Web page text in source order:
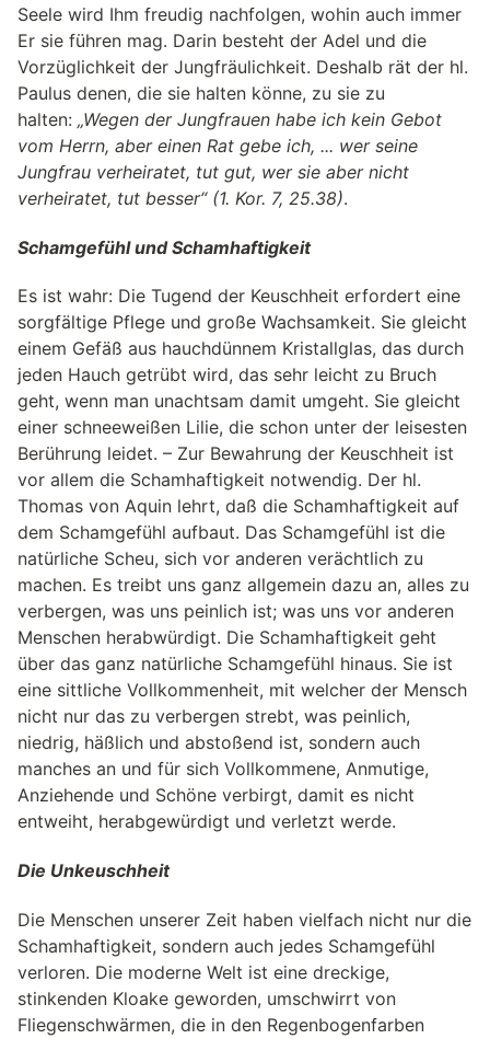
Seele wird Ihm freudig nachfolgen, wohin auch immer
Er sie führen mag. Darin besteht der Adel und die
Vorzüglichkeit der Jungfräulichkeit. Deshalb rät der hl.
Paulus denen, die sie halten könne, zu sie zu
halten: „Wegen der Jungfrauen habe ich kein Gebot
vom Herrn, aber einen Rat gebe ich, ... wer seine
Jungfrau verheiratet, tut gut, wer sie aber nicht
verheiratet, tut besser“ (1. Kor. 7, 25.38).
Schamgefühl und Schamhaftigkeit
Es ist wahr: Die Tugend der Keuschheit erfordert eine
sorgfältige Pflege und große Wachsamkeit. Sie gleicht
einem Gefäß aus hauchdünnem Kristallglas, das durch
jeden Hauch getrübt wird, das sehr leicht zu Bruch
geht, wenn man unachtsam damit umgeht. Sie gleicht
einer schneeweißen Lilie, die schon unter der leisesten
Berührung leidet. – Zur Bewahrung der Keuschheit ist
vor allem die Schamhaftigkeit notwendig. Der hl.
Thomas von Aquin lehrt, daß die Schamhaftigkeit auf
dem Schamgefühl aufbaut. Das Schamgefühl ist die
natürliche Scheu, sich vor anderen verächtlich zu
machen. Es treibt uns ganz allgemein dazu an, alles zu
verbergen, was uns peinlich ist; was uns vor anderen
Menschen herabwürdigt. Die Schamhaftigkeit geht
über das ganz natürliche Schamgefühl hinaus. Sie ist
eine sittliche Vollkommenheit, mit welcher der Mensch
nicht nur das zu verbergen strebt, was peinlich,
niedrig, häßlich und abstoßend ist, sondern auch
manches an und für sich Vollkommene, Anmutige,
Anziehende und Schöne verbirgt, damit es nicht
entweiht, herabgewürdigt und verletzt werde.
Die Unkeuschheit
Die Menschen unserer Zeit haben vielfach nicht nur die
Schamhaftigkeit, sondern auch jedes Schamgefühl
verloren. Die moderne Welt ist eine dreckige,
stinkenden Kloake geworden, umschwirrt von
Fliegenschwärmen, die in den Regenbogenfarben